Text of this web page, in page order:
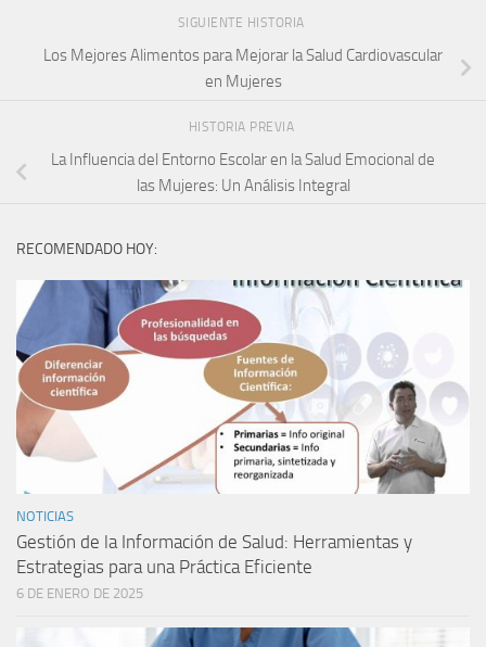
SIGUIENTE HISTORIA
Los Mejores Alimentos para Mejorar la Salud Cardiovascular
en Mujeres
HISTORIA PREVIA
La Influencia del Entorno Escolar en la Salud Emocional de
las Mujeres: Un Análisis Integral
RECOMENDADO HOY:
NOTICIAS
Gestión de la Información de Salud: Herramientas y
Estrategias para una Práctica Eficiente
6 DE ENERO DE 2025